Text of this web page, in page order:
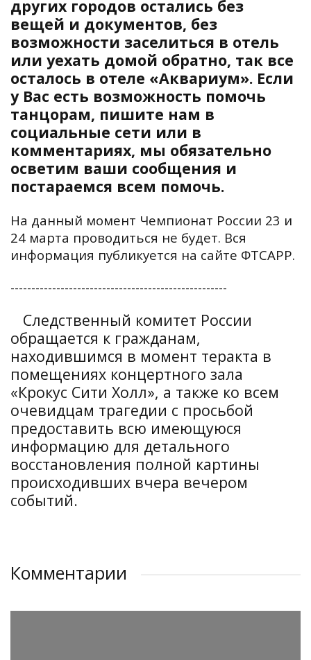
других городов остались без
вещей и документов, без
возможности заселиться в отель
или уехать домой обратно, так все
осталось в отеле «Аквариум». Если
у Вас есть возможность помочь
танцорам, пишите нам в
социальные сети или в
комментариях, мы обязательно
осветим ваши сообщения и
постараемся всем помочь.
На данный момент Чемпионат России 23 и
24 марта проводиться не будет. Вся
информация публикуется на сайте ФТСАРР.
----------------------------------------------------
Следственный комитет России
обращается к гражданам,
находившимся в момент теракта в
помещениях концертного зала
«Крокус Сити Холл», а также ко всем
очевидцам трагедии с просьбой
предоставить всю имеющуюся
информацию для детального
восстановления полной картины
происходивших вчера вечером
событий.
Комментарии